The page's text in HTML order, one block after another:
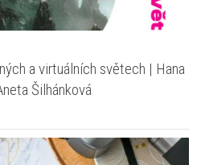
a virtuálních světech | Hana
Šilhánková